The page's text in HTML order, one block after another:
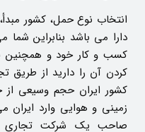
انتخاب نوع حمل، کشور
دارا می باشد بنابراین
کسب و کار خود و همچنین
کردن آن را دارید از طریق
کشور ایران حجم وسیعی از
زمینی و هوایی وارد ایران
صاحب یک شرکت تجاری